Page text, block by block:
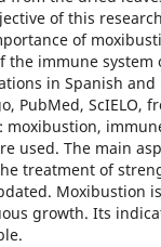
of this
of
the immune
in Spanish
PubMed, ScIELO,
moxibustion,
used. The main
treatment of
Moxibustion
growth. Its